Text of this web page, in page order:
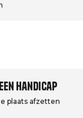
handicap
plaats afzetten